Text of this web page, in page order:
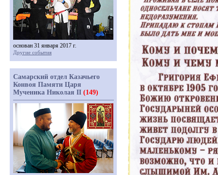
основан 31 января 2017 г.
Другие события
Самарский отдел Казачьего
Конвоя Памяти Царя
Мученика Николая II (149)